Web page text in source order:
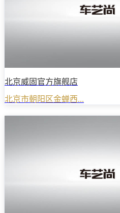
北京威固官方旗舰店
北京市朝阳区金蝉西...